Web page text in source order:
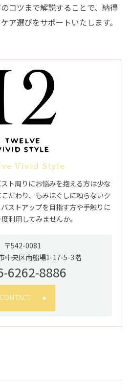
コツまで解説することで、納得
ア選びをサポートいたします。
Vivid Style
ト周りにお悩みを抱える方は少な
だわり、もみほぐしに頼らないク
ストアップを目指す方や手触りに
利用してみませんか。
〒542-0081
中央区南船場1-17-5-3階
6262-8886
CONTACT